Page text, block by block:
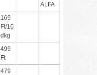
ALFA
169
Ft/10
dkg
499
Ft
479